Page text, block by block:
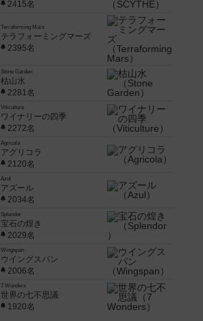
2415名
Terraforming Mars
テラフォーミングマーズ
2395名
Stone Garden
枯山水
2281名
Viticulture
ワイナリーの四季
2272名
Agricola
アグリコラ
2120名
Azul
アズール
2034名
Splendor
宝石の煌き
2029名
Wingspan
ウイングスパン
2006名
7 Wonders
世界の七不思議
1920名